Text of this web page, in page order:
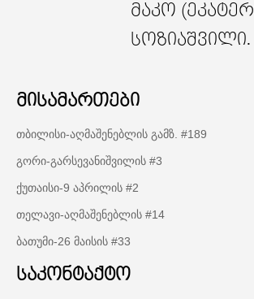
მაკო
სოზიაშვილი.
მისამართები
თბილისი-აღმაშენებლის გამზ. #189
გორი-გარსევანიშვილის #3
ქუთაისი-9 აპრილის #2
თელავი-აღმაშენებლის #14
ბათუმი-26 მაისის #33
საკონტაქტო